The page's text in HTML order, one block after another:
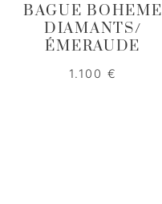
BAGUE BOHEME
DIAMANTS/
ÉMERAUDE
1.100 €